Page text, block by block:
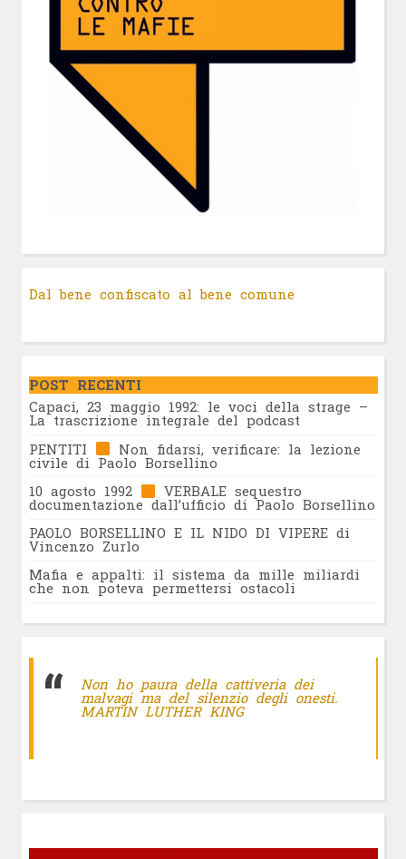
Dal bene confiscato al bene comune
POST RECENTI
Capaci, 23 maggio 1992: le voci della strage –
La trascrizione integrale del podcast
PENTITI
Non fidarsi, verificare: la lezione
civile di Paolo Borsellino
10 agosto 1992
VERBALE sequestro
documentazione dall’ufficio di Paolo Borsellino
PAOLO BORSELLINO E IL NIDO DI VIPERE di
Vincenzo Zurlo
Mafia e appalti: il sistema da mille miliardi
che non poteva permettersi ostacoli
Non ho paura della cattiveria dei
malvagi ma del silenzio degli onesti.
MARTIN LUTHER KING